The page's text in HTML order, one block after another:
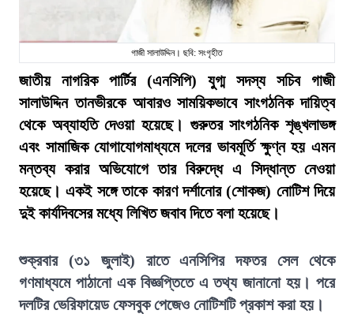
গাজী সালাউদ্দিন। ছবি: সংগৃহীত
জাতীয় নাগরিক পার্টির (এনসিপি) যুগ্ম সদস্য সচিব গাজী
সালাউদ্দিন তানভীরকে আবারও সাময়িকভাবে সাংগঠনিক দায়িত্ব
থেকে অব্যাহতি দেওয়া হয়েছে। গুরুতর সাংগঠনিক শৃঙ্খলাভঙ্গ
এবং সামাজিক যোগাযোগমাধ্যমে দলের ভাবমূর্তি ক্ষুণ্ন হয় এমন
মন্তব্য করার অভিযোগে তার বিরুদ্ধে এ সিদ্ধান্ত নেওয়া
হয়েছে। একই সঙ্গে তাকে কারণ দর্শানোর (শোকজ) নোটিশ দিয়ে
দুই কার্যদিবসের মধ্যে লিখিত জবাব দিতে বলা হয়েছে।
শুক্রবার (৩১ জুলাই) রাতে এনসিপির দফতর সেল থেকে
গণমাধ্যমে পাঠানো এক বিজ্ঞপ্তিতে এ তথ্য জানানো হয়। পরে
দলটির ভেরিফায়েড ফেসবুক পেজেও নোটিশটি প্রকাশ করা হয়।